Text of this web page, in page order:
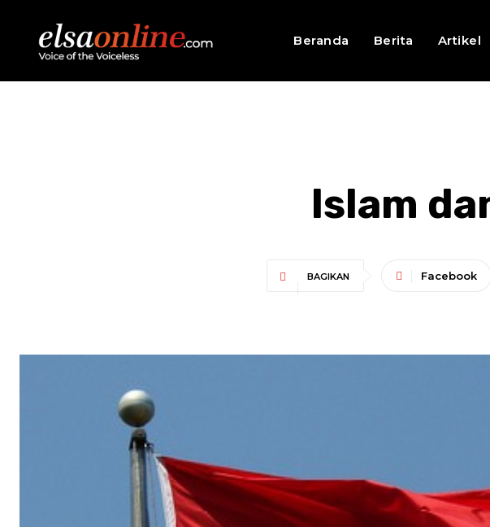
Beranda Berita Artikel
Islam
BAGIKAN Facebook